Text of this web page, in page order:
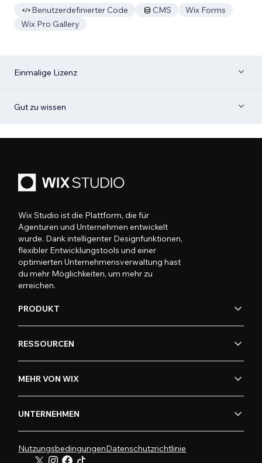
Benutzerdefinierter Code
CMS
Wix Forms
Wix Pro Gallery
Einmalige Lizenz
Gut zu wissen
Wix Studio ist die Plattform, die für
Agenturen und Unternehmen entwickelt
wurde. Dank intelligenter Designfunktionen,
flexibler Entwicklungstools und einer
optimierten Unternehmensverwaltung hast
du mehr Möglichkeiten, um mehr zu
erreichen.
PRODUKT
RESSOURCEN
MEHR VON WIX
UNTERNEHMEN
NutzungsbedingungenDatenschutzrichtlinie